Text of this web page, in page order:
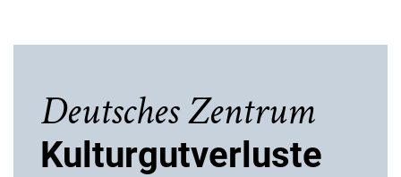
Deutsches Zentrum
Kulturgutverluste